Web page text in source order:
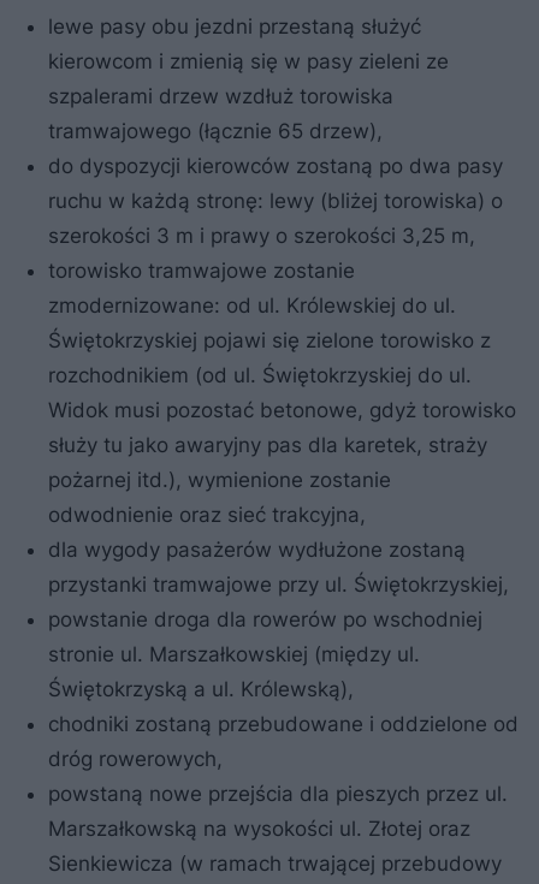
lewe pasy obu jezdni przestaną służyć
kierowcom i zmienią się w pasy zieleni ze
szpalerami drzew wzdłuż torowiska
tramwajowego (łącznie 65 drzew),
do dyspozycji kierowców zostaną po dwa pasy
ruchu w każdą stronę: lewy (bliżej torowiska) o
szerokości 3 m i prawy o szerokości 3,25 m,
torowisko tramwajowe zostanie
zmodernizowane: od ul. Królewskiej do ul.
Świętokrzyskiej pojawi się zielone torowisko z
rozchodnikiem (od ul. Świętokrzyskiej do ul.
Widok musi pozostać betonowe, gdyż torowisko
służy tu jako awaryjny pas dla karetek, straży
pożarnej itd.), wymienione zostanie
odwodnienie oraz sieć trakcyjna,
dla wygody pasażerów wydłużone zostaną
przystanki tramwajowe przy ul. Świętokrzyskiej,
powstanie droga dla rowerów po wschodniej
stronie ul. Marszałkowskiej (między ul.
Świętokrzyską a ul. Królewską),
chodniki zostaną przebudowane i oddzielone od
dróg rowerowych,
powstaną nowe przejścia dla pieszych przez ul.
Marszałkowską na wysokości ul. Złotej oraz
Sienkiewicza (w ramach trwającej przebudowy